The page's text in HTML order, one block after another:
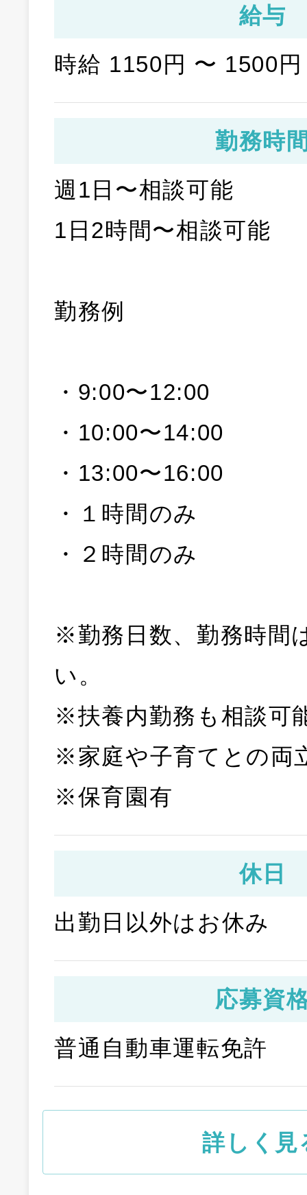
給与
時給 1150円 〜 1500円
勤務時
週1日〜相談可能
1日2時間〜相談可能
勤務例
・9:00〜12:00
・10:00〜14:00
・13:00〜16:00
・１時間のみ
・２時間のみ
※勤務日数、勤務時間
い。
※扶養内勤務も相談可
※家庭や子育てとの両
※保育園有
休日
出勤日以外はお休み
応募資
普通自動車運転免許
詳しく見